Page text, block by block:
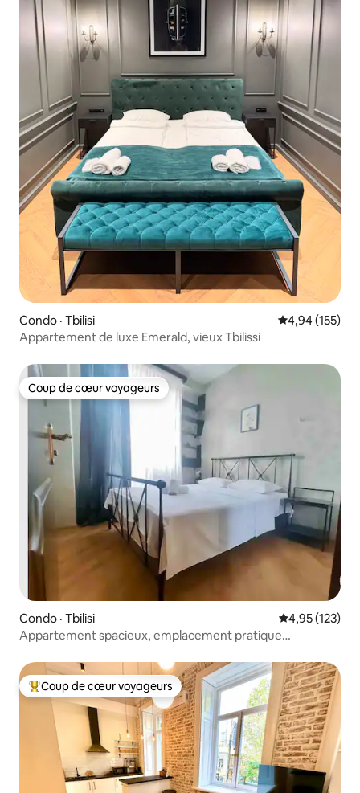
Condo · Tbilisi Note
4,94 (155)
Appartement de luxe Emerald, vieux Tbilissi
Coup de cœur voyageurs
Coup de cœur voyageurs
Condo · Tbilisi Note
4,95 (123)
Appartement spacieux, emplacement pratique
Coup de cœur voyageurs parmi les plus aimés
Coup de cœur voyageurs